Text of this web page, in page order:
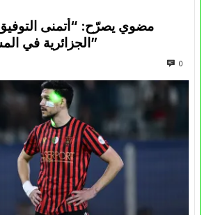
مضوي يصرّح: “أتمنى
الجزائرية في المسابقات القارية”
0